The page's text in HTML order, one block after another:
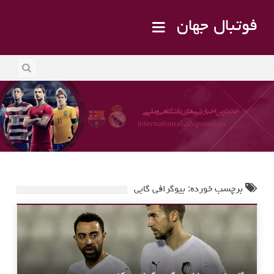
فوتبال جهان
برچسب خورده: بیوگرافی گابی